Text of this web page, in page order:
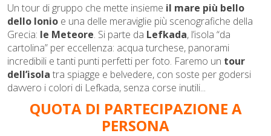
Un tour di gruppo che mette insieme il mare più bello
dello Ionio e una delle meraviglie più scenografiche della
Grecia: le Meteore. Si parte da Lefkada, l’isola “da
cartolina” per eccellenza: acqua turchese, panorami
incredibili e tanti punti perfetti per foto. Faremo un tour
dell’isola tra spiagge e belvedere, con soste per godersi
davvero i colori di Lefkada, senza corse inutili...
QUOTA DI PARTECIPAZIONE A
PERSONA